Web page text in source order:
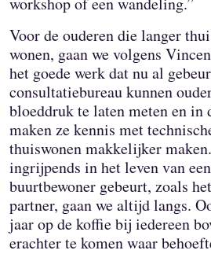
Voor de ouderen die langer
wonen, gaan we volgens
het goede werk dat nu al
consultatiebureau kunnen
bloeddruk te laten meten en in
maken ze kennis met
thuiswonen makkelijker
ingrijpends in het leven van
buurtbewoner gebeurt, zoals
partner, gaan we altijd langs.
jaar op de koffie bij iedereen
erachter te komen waar